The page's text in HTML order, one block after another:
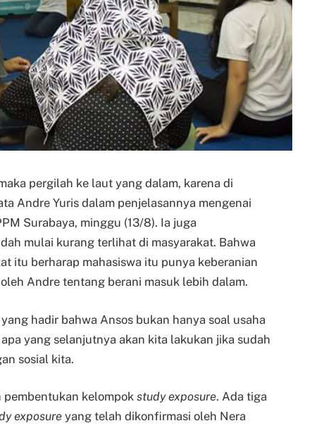
pergilah ke laut yang dalam, karena di
Andre Yuris dalam penjelasannya mengenai
Surabaya, minggu (13/8). Ia juga
mulai kurang terlihat di masyarakat. Bahwa
itu berharap mahasiswa itu punya keberanian
Andre tentang berani masuk lebih dalam.
hadir bahwa Ansos bukan hanya soal usaha
yang selanjutnya akan kita lakukan jika sudah
sosial kita.
pembentukan kelompok study exposure. Ada tiga
exposure yang telah dikonfirmasi oleh Nera